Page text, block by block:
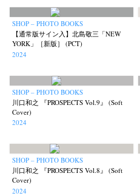
SHOP – PHOTO BOOKS
【通常版サイン入】北島敬三「NEW
YORK」［新版］ (PCT)
2024
SHOP – PHOTO BOOKS
川口和之 『PROSPECTS Vol.9』 (Soft
Cover)
2024
SHOP – PHOTO BOOKS
川口和之 『PROSPECTS Vol.8』 (Soft
Cover)
2024